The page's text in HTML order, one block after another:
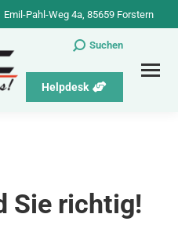
Emil-Pahl-Weg 4a, 85659 Forstern
Suchen:
Suchen
Helpdesk
Sie richtig!